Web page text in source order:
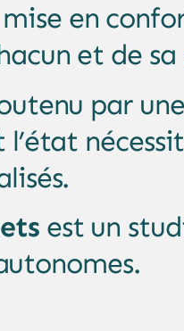
en
et de
par
est un